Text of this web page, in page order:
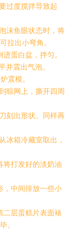
过度搅拌导致起
沫鱼眼状态时，将
拉出小弯角。
蛋白盆，拌匀。
震出气泡。
震模。
晾网上，撕开四周
刻出形状。同样再
冰箱冷藏室取出，
将打发好的淡奶油
，中间排放一些小
二层蛋糕片表面裱
。